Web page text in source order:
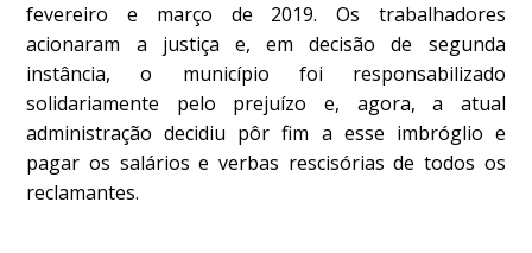
fevereiro e março de 2019. Os trabalhadores
acionaram a justiça e, em decisão de segunda
instância, o município foi responsabilizado
solidariamente pelo prejuízo e, agora, a atual
administração decidiu pôr fim a esse imbróglio e
pagar os salários e verbas rescisórias de todos os
reclamantes.